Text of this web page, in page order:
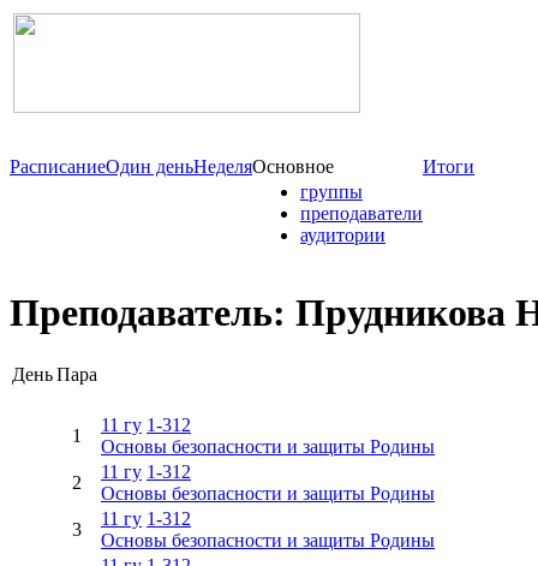
РасписаниеОдин деньНеделяОсновное
Итоги
группы
преподаватели
аудитории
Преподаватель: Прудникова
ДеньПара
1
11 гу 1-312
Основы безопасности и защиты Родины
2
11 гу 1-312
Основы безопасности и защиты Родины
3
11 гу 1-312
Основы безопасности и защиты Родины